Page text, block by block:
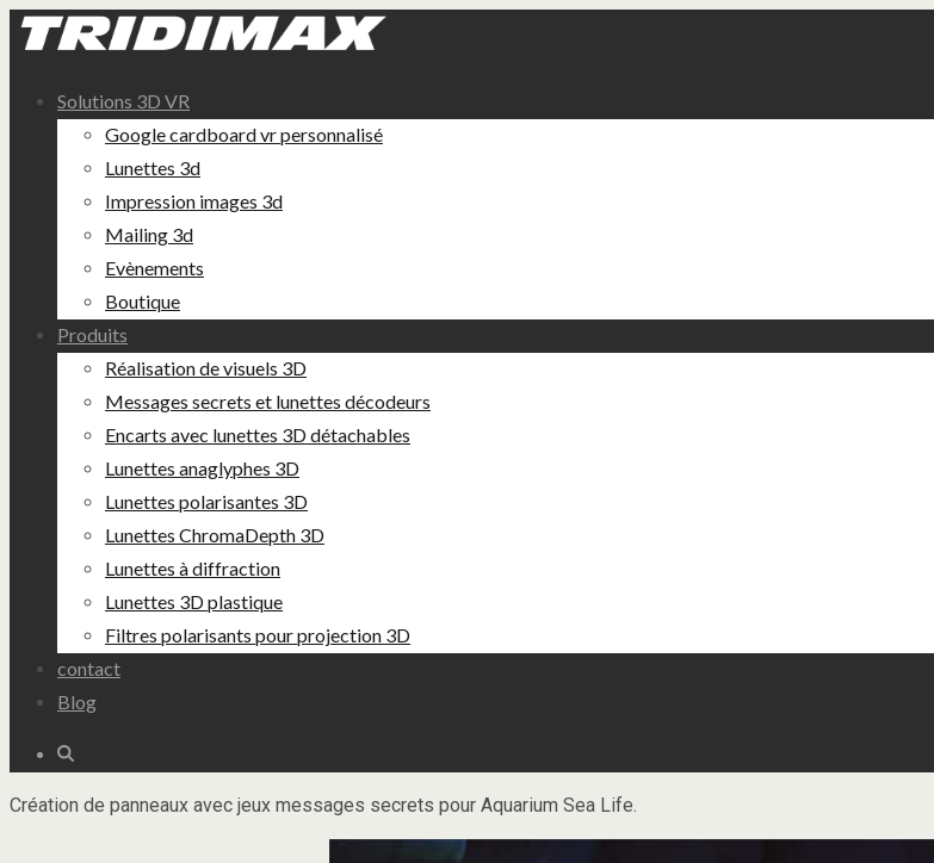
Solutions 3D VR
Google cardboard vr personnalisé
Lunettes 3d
Impression images 3d
Mailing 3d
Evènements
Boutique
Produits
Réalisation de visuels 3D
Messages secrets et lunettes décodeurs
Encarts avec lunettes 3D détachables
Lunettes anaglyphes 3D
Lunettes polarisantes 3D
Lunettes ChromaDepth 3D
Lunettes à diffraction
Lunettes 3D plastique
Filtres polarisants pour projection 3D
contact
Blog
Création de panneaux avec jeux messages secrets pour Aquarium Sea Life.